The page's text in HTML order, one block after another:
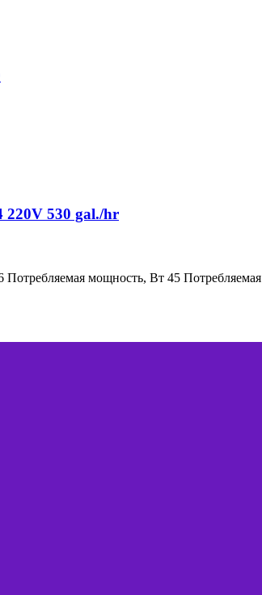
220V 530 gal./hr
мощность, Вт 45